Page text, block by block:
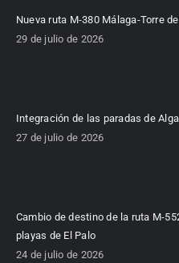
Nueva ruta M-380 Málaga-Torre
29 de julio de 2026
Integración de las paradas de
27 de julio de 2026
Cambio de destino de la ruta M-
playas de El Palo
24 de julio de 2026